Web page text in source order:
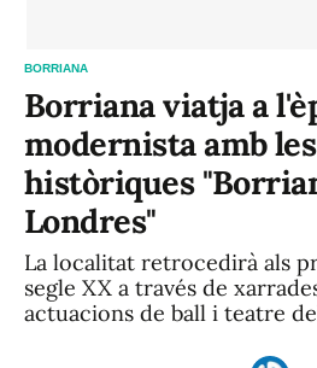
BORRIANA
Borriana viatja a
modernista amb
històriques
Londres"
La localitat retrocedirà als
segle XX a través de
actuacions de ball i teatre